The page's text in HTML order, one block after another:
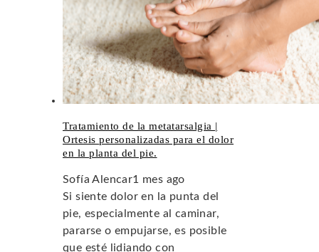
Tratamiento de la metatarsalgia |
Ortesis personalizadas para el dolor
en la planta del pie.
Sofía Alencar1 mes ago
Si siente dolor en la punta del
pie, especialmente al caminar,
pararse o empujarse, es posible
que esté lidiando con